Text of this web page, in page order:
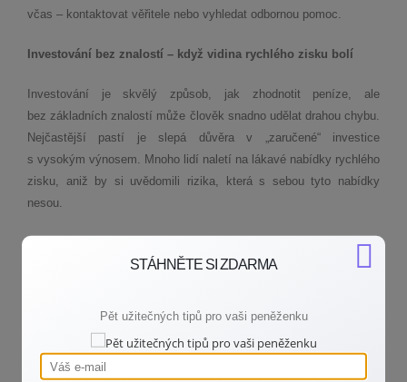
včas – kontaktovat věřitele nebo vyhledat odbornou pomoc.
Investování bez znalostí – když vidina rychlého zisku bolí
Investování je skvělý způsob, jak zhodnotit peníze, ale
bez základních znalostí může člověk snadno udělat drahou chybu.
Nejčastější pastí je slepá důvěra v „zaručené“ investice
s vysokým výnosem. Mnoho lidí naletí na lákavé nabídky rychlého
zisku, aniž by si uvědomili rizika, která s sebou tyto nabídky
nesou.
Chyby často vznikají kvůli špatné diverzifikaci – tedy vsazení
všech úspor na jednu kartu. Pokud investice nevyjde, přichází
Lidé se řídí emocemi nebo radami z internetu, místo aby si udělali
vlastní analýzu.
Jak investovat bezpečně? Základem je opatrnost a neustálé
STÁHNĚTE SI ZDARMA
Pět užitečných tipů pro vaši peněženku